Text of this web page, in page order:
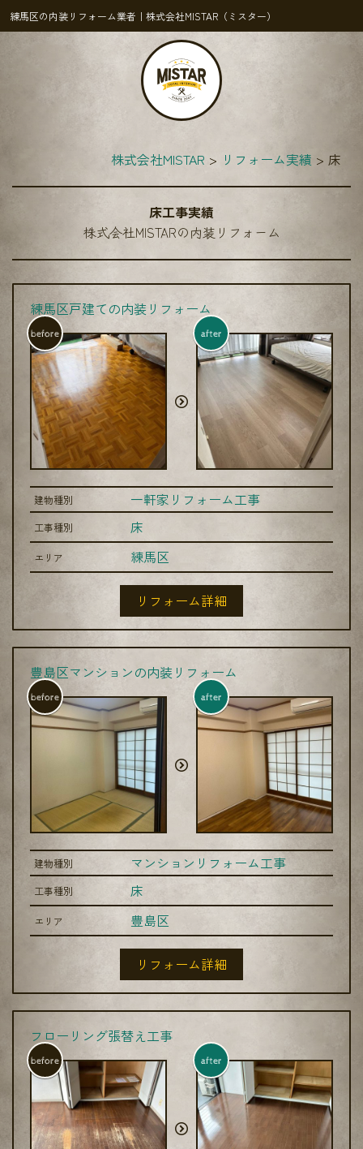
練馬区の内装リフォーム業者｜株式会社MISTAR（ミスター）
株式会社MISTAR リフォーム実績 床
床工事実績
株式会社MISTARの内装リフォーム
練馬区戸建ての内装リフォーム
before after
建物種別 一軒家リフォーム工事
工事種別 床
エリア 練馬区
リフォーム詳細
豊島区マンションの内装リフォーム
before after
建物種別 マンションリフォーム工事
工事種別 床
エリア 豊島区
リフォーム詳細
フローリング張替え工事
before after